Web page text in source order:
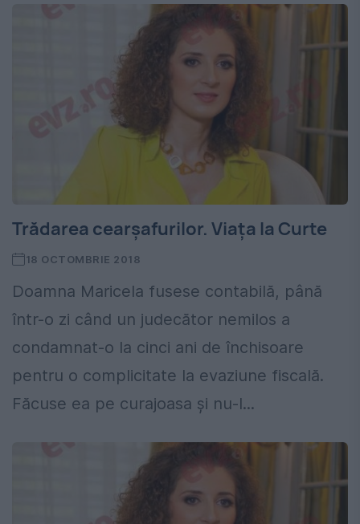
Trădarea cearșafurilor. Viața la Curte
18 OCTOMBRIE 2018
Doamna Maricela fusese contabilă, până
într-o zi când un judecător nemilos a
condamnat-o la cinci ani de închisoare
pentru o complicitate la evaziune fiscală.
Făcuse ea pe curajoasa și nu-l...